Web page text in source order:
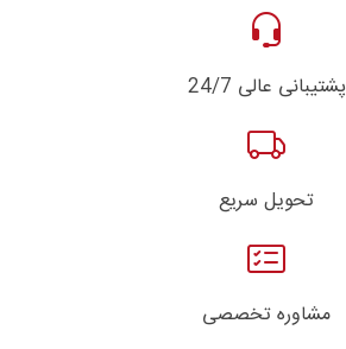
پشتیبانی عالی 24/7
تحویل سریع
مشاوره تخصصی